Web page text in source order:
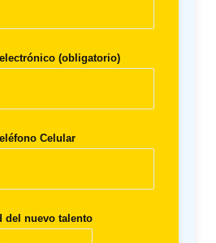
(obligatorio)
Celular
del nuevo talento